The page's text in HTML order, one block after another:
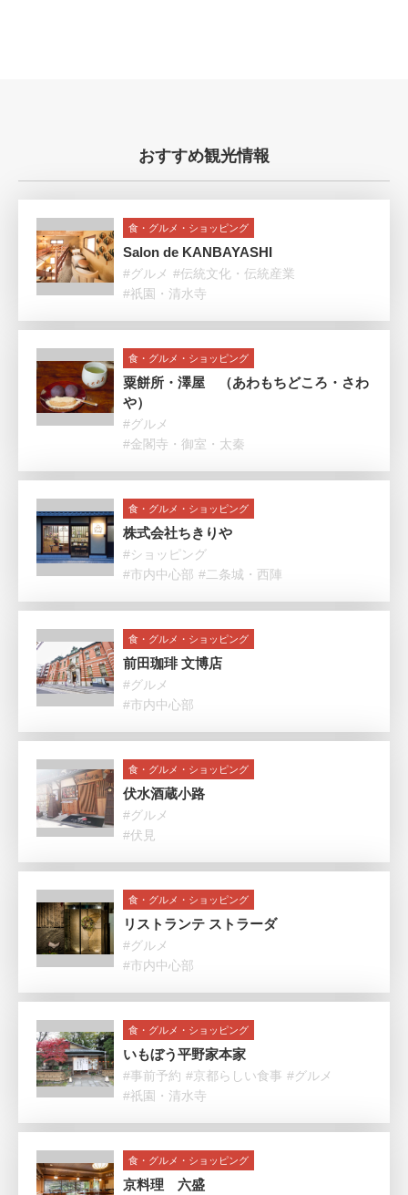
おすすめ観光情報
食・グルメ・ショッピング
Salon de KANBAYASHI
#グルメ #伝統文化・伝統産業
#祇園・清水寺
食・グルメ・ショッピング
粟餅所・澤屋 （あわもちどころ・さわ
や）
#グルメ
#金閣寺・御室・太秦
食・グルメ・ショッピング
株式会社ちきりや
#ショッピング
#市内中心部 #二条城・西陣
食・グルメ・ショッピング
前田珈琲 文博店
#グルメ
#市内中心部
食・グルメ・ショッピング
伏水酒蔵小路
#グルメ
#伏見
食・グルメ・ショッピング
リストランテ ストラーダ
#グルメ
#市内中心部
食・グルメ・ショッピング
いもぼう平野家本家
#事前予約 #京都らしい食事 #グルメ
#祇園・清水寺
食・グルメ・ショッピング
京料理 六盛